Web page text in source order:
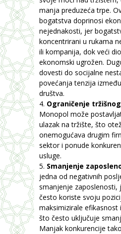
manja preduzeća trpe.
bogatstva doprinosi
nejednakosti, jer
koncentrirani u rukama
ili kompanija, dok veći
ekonomski ugrožen.
dovesti do socijalne
povećanja tenzija
društva.
Ograničenje
Monopol može
ulazak na tržište, što
onemogućava drugim
sektor i ponude
usluge.
Smanjenje
jedna od negativnih
smanjenje zaposlenosti,
često koriste svoju
maksimizirale
što često uključuje
Manjak konkurencije